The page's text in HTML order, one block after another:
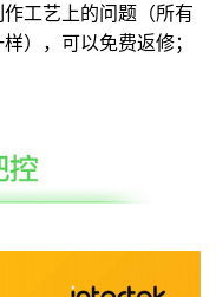
工艺上的问题（所有
），可以免费返修；